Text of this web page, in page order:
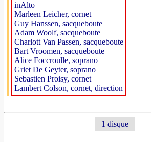
inAlto
Marleen Leicher, cornet
Guy Hanssen, sacqueboute
Adam Woolf, sacqueboute
Charlott Van Passen, sacqueboute
Bart Vroomen, sacqueboute
Alice Foccroulle, soprano
Griet De Geyter, soprano
Sebastien Proisy, cornet
Lambert Colson, cornet, direction
1 disque